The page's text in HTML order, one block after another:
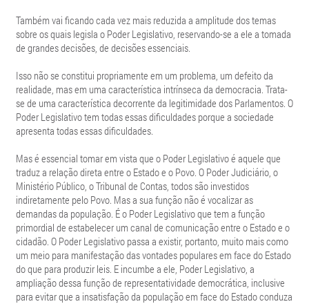
Também vai ficando cada vez mais reduzida a amplitude dos temas
sobre os quais legisla o Poder Legislativo, reservando-se a ele a tomada
de grandes decisões, de decisões essenciais.
Isso não se constitui propriamente em um problema, um defeito da
realidade, mas em uma característica intrínseca da democracia. Trata-
se de uma característica decorrente da legitimidade dos Parlamentos. O
Poder Legislativo tem todas essas dificuldades porque a sociedade
apresenta todas essas dificuldades.
Mas é essencial tomar em vista que o Poder Legislativo é aquele que
traduz a relação direta entre o Estado e o Povo. O Poder Judiciário, o
Ministério Público, o Tribunal de Contas, todos são investidos
indiretamente pelo Povo. Mas a sua função não é vocalizar as
demandas da população. É o Poder Legislativo que tem a função
primordial de estabelecer um canal de comunicação entre o Estado e o
cidadão. O Poder Legislativo passa a existir, portanto, muito mais como
um meio para manifestação das vontades populares em face do Estado
do que para produzir leis. E incumbe a ele, Poder Legislativo, a
ampliação dessa função de representatividade democrática, inclusive
para evitar que a insatisfação da população em face do Estado conduza